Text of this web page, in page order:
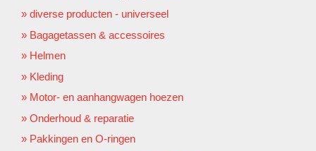
diverse producten - universeel
Bagagetassen & accessoires
Helmen
Kleding
Motor- en aanhangwagen hoezen
Onderhoud & reparatie
Pakkingen en O-ringen